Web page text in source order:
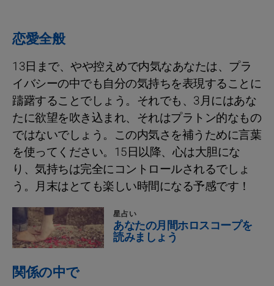
恋愛全般
13日まで、やや控えめで内気なあなたは、プラ
イバシーの中でも自分の気持ちを表現することに
躊躇することでしょう。それでも、3月にはあな
たに欲望を吹き込まれ、それはプラトン的なもの
ではないでしょう。この内気さを補うために言葉
を使ってください。15日以降、心は大胆にな
り、気持ちは完全にコントロールされるでしょ
う。月末はとても楽しい時間になる予感です！
星占い
あなたの月間ホロスコープを
読みましょう
関係の中で